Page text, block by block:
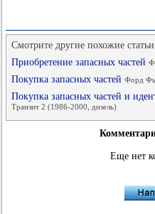
Смотрите другие похожие
Приобретение запасных частей
Покупка запасных частей Форд
Покупка запасных частей и
Транзит 2 (1986-2000, дизель)
Еще нет